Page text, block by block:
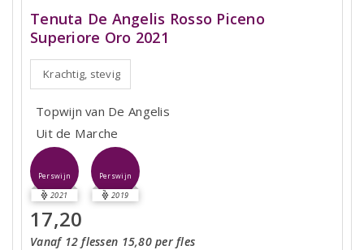
Tenuta De Angelis Rosso Piceno
Superiore Oro 2021
Krachtig, stevig
Topwijn van De Angelis
Uit de Marche
Perswijn
2021
Perswijn
2019
17,20
Vanaf 12 flessen 15,80 per fles